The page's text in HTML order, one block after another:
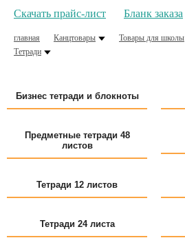
Скачать прайс-лист Бланк заказа
главная Канцтовары Товары для школы
Тетради
Бизнес тетради и блокноты
Предметные тетради 48
листов
Тетради 12 листов
Тетради 24 листа